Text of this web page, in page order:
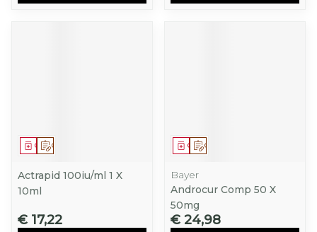
Op voorschrift
Geneesmiddel
Actrapid 100iu/ml 1 X
10ml
€ 17,22
Op voorschrift
Geneesmiddel
Bayer
Androcur Comp 50 X
50mg
€ 24,98